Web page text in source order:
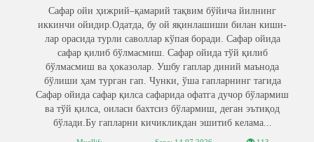
Сафар ойи ҳижрий–қамарий тақвим бўйича йилнинг
иккинчи ойидир.Одатда, бу ой яқинлашиши билан киши-
лар орасида турли саволлар кўпая боради. Сафар ойида
сафар қилиб бўлмасмиш. Сафар ойида тўй қилиб
бўлмасмиш ва ҳоказолар. Ушбу гаплар диний маънода
бўлиши ҳам турган гап. Чунки, ўша гапларнинг тагида
Сафар ойида сафар қилса сафарида офатга дучор бўлармиш
ва тўй қилса, оиласи бахтсиз бўлармиш, деган эътиқод
бўлади.Бу гапларни кичикликдан эшитиб келама...